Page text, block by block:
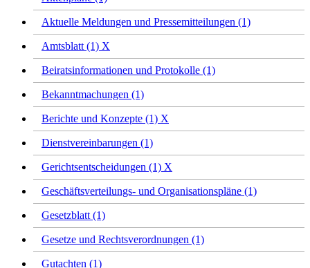
Aktuelle Meldungen und Pressemitteilungen (1)
Amtsblatt (1) X
Beiratsinformationen und Protokolle (1)
Bekanntmachungen (1)
Berichte und Konzepte (1) X
Dienstvereinbarungen (1)
Gerichtsentscheidungen (1) X
Geschäftsverteilungs- und Organisationspläne (1)
Gesetzblatt (1)
Gesetze und Rechtsverordnungen (1)
Gutachten (1)